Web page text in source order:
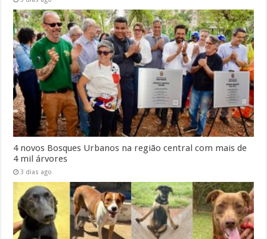
4 novos Bosques Urbanos na região central com mais de
4 mil árvores
3 dias ago